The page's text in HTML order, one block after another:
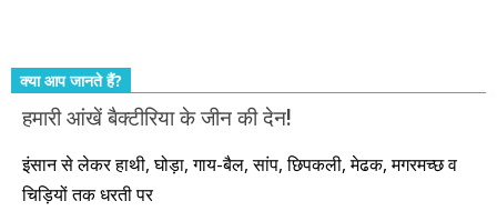
क्या आप जानते हैं?
हमारी आंखें बैक्टीरिया के जीन की देन!
इंसान से लेकर हाथी, घोड़ा, गाय-बैल, सांप, छिपकली, मेढक, मगरमच्छ व
चिड़ियों तक धरती पर